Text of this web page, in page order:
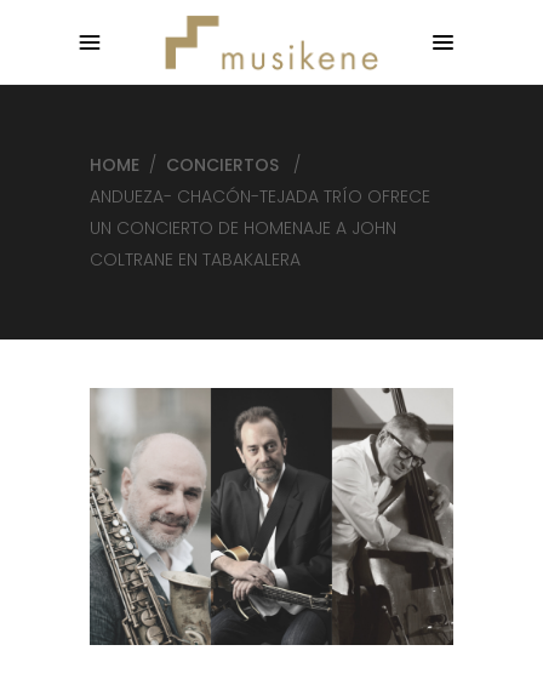
HOME / CONCIERTOS
/
ANDUEZA- CHACÓN-TEJADA TRÍO OFRECE
UN CONCIERTO DE HOMENAJE A JOHN
COLTRANE EN TABAKALERA